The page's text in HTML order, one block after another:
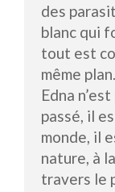
des
blanc qui
tout est
même
Edna
passé, il
monde, il
nature, à
travers le